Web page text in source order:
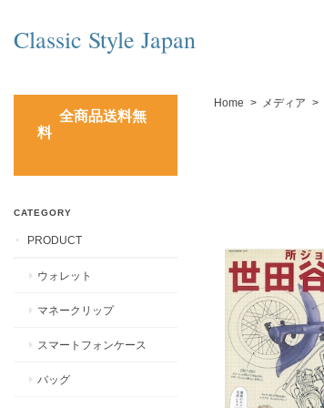
Classic Style Japan
Home メディア
全商品送料無
料
CATEGORY
PRODUCT
ウォレット
マネークリップ
スマートフォンケース
バッグ